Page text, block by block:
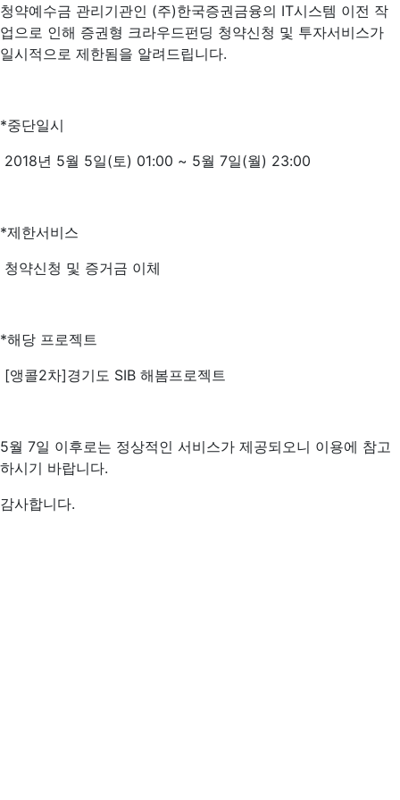
청약예수금 관리기관인 (주)한국증권금융의 IT시스템 이전 작
업으로 인해 증권형 크라우드펀딩 청약신청 및 투자서비스가
일시적으로 제한됨을 알려드립니다.
*중단일시
2018년 5월 5일(토) 01:00 ~ 5월 7일(월) 23:00
*제한서비스
청약신청 및 증거금 이체
*해당 프로젝트
[앵콜2차]경기도 SIB 해봄프로젝트
5월 7일 이후로는 정상적인 서비스가 제공되오니 이용에 참고
하시기 바랍니다.
감사합니다.